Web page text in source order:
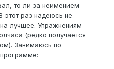
то ли за неимением
этот раз надеюсь не
лучшее. Упражнениям
(редко получается
Занимаюсь по